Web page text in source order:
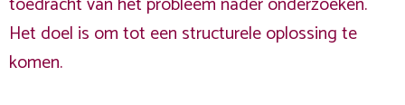
Het doel is om tot een structurele oplossing te
komen.